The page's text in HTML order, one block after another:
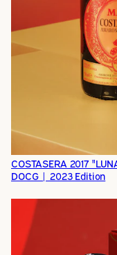
COSTASERA 2017
DOCG | 2023 Edition